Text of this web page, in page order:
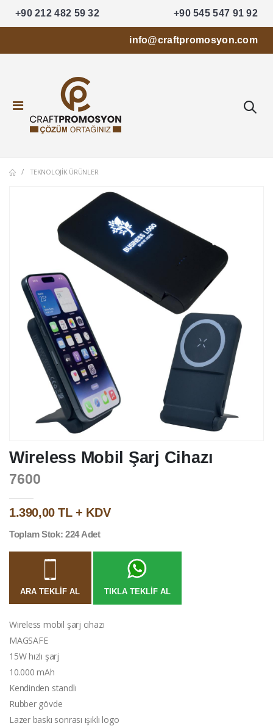
+90 212 482 59 32 +90 545 547 91 92
info@craftpromosyon.com
TEKNOLOJIK ÜRÜNLER
Wireless Mobil Şarj Cihazı
7600
1.390,00 TL + KDV
Toplam Stok: 224 Adet
ARA TEKLIF AL TIKLA TEKLIF AL
Wireless mobil şarj cihazı
MAGSAFE
15W hızlı şarj
10.000 mAh
Kendinden standlı
Rubber gövde
Lazer baskı sonrası ışıklı logo